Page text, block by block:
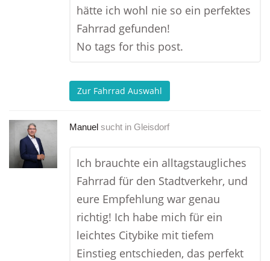
hätte ich wohl nie so ein perfektes
Fahrrad gefunden!
No tags for this post.
Zur Fahrrad Auswahl
Manuel sucht in Gleisdorf
Ich brauchte ein alltagstaugliches
Fahrrad für den Stadtverkehr, und
eure Empfehlung war genau
richtig! Ich habe mich für ein
leichtes Citybike mit tiefem
Einstieg entschieden, das perfekt